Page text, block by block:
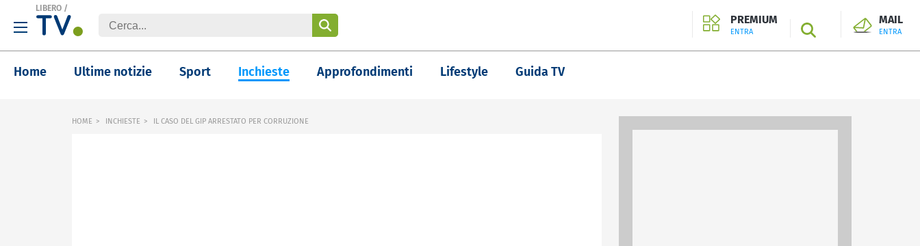
LIBERO /
PREMIUM
ENTRA SEARCH
MAIL
ENTRA
Home Ultime notizie Sport Inchieste Approfondimenti Lifestyle Guida TV
HOME INCHIESTE IL CASO DEL GIP ARRESTATO PER CORRUZIONE